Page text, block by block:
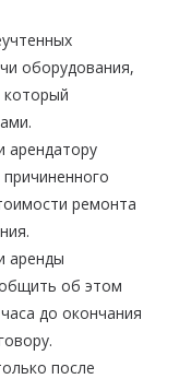
оборудования,
который
арендатору
ремонта
аренды
об этом
до окончания
после